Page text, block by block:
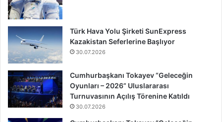
Türk Hava Yolu Şirketi SunExpress
Kazakistan Seferlerine Başlıyor
30.07.2026
Cumhurbaşkanı Tokayev “Geleceğin
Oyunları – 2026” Uluslararası
Turnuvasının Açılış Törenine Katıldı
30.07.2026